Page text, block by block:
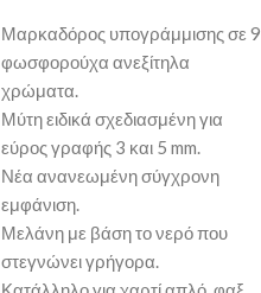
Μαρκαδόρος υπογράμμισης σε 9
φωσφορούχα ανεξίτηλα
χρώματα.
Μύτη ειδικά σχεδιασμένη για
εύρος γραφής 3 και 5 mm.
Νέα ανανεωμένη σύγχρονη
εμφάνιση.
Μελάνη με βάση το νερό που
στεγνώνει γρήγορα.